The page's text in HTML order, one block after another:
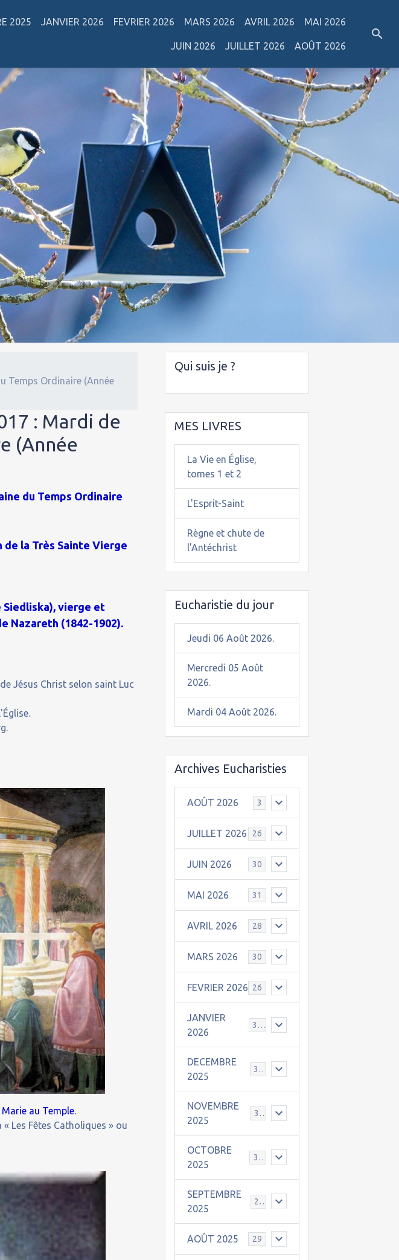
2025 JANVIER 2026 FEVRIER 2026 MARS 2026 AVRIL 2026 MAI 2026
JUIN 2026 JUILLET 2026 AOÛT 2026
Temps Ordinaire (Année
: Mardi de
(Année
du Temps Ordinaire
la Très Sainte Vierge
Siedliska), vierge et
Nazareth (1842-1902).
Jésus Christ selon saint Luc
au Temple.
Les Fêtes Catholiques » ou
Qui suis je ?
MES LIVRES
La Vie en Église,
tomes 1 et 2
L'Esprit-Saint
Règne et chute de
l'Antéchrist
Eucharistie du jour
Jeudi 06 Août 2026.
Mercredi 05 Août
2026.
Mardi 04 Août 2026.
Archives Eucharisties
AOÛT 2026 3
JUILLET 2026 26
JUIN 2026 30
MAI 2026 31
AVRIL 2026 28
MARS 2026 30
FEVRIER 2026 26
JANVIER
2026
31
DECEMBRE
2025
30
NOVEMBRE
2025
30
OCTOBRE
2025
31
SEPTEMBRE
2025
25
AOÛT 2025 29